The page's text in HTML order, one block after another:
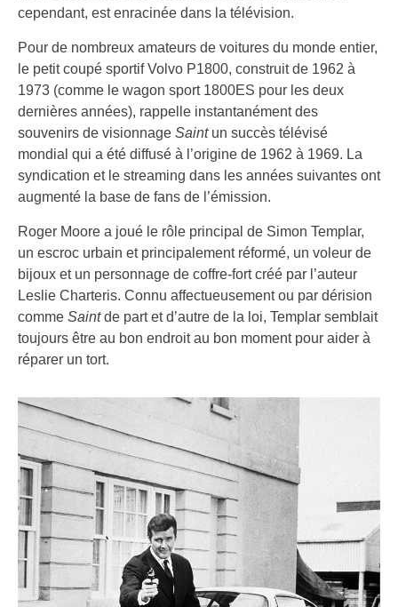
cependant, est enracinée dans la télévision.
Pour de nombreux amateurs de voitures du monde entier,
le petit coupé sportif Volvo P1800, construit de 1962 à
1973 (comme le wagon sport 1800ES pour les deux
dernières années), rappelle instantanément des
souvenirs de visionnage Saintun succès télévisé
mondial qui a été diffusé à l’origine de 1962 à 1969. La
syndication et le streaming dans les années suivantes ont
augmenté la base de fans de l’émission.
Roger Moore a joué le rôle principal de Simon Templar,
un escroc urbain et principalement réformé, un voleur de
bijoux et un personnage de coffre-fort créé par l’auteur
Leslie Charteris. Connu affectueusement ou par dérision
comme Saintde part et d’autre de la loi, Templar semblait
toujours être au bon endroit au bon moment pour aider à
réparer un tort.